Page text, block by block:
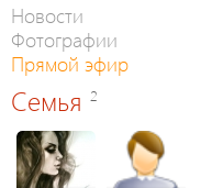
Новости
Фотографии
Прямой эфир
Семья 2